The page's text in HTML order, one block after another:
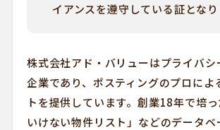
イアンスを遵守している証となり
株式会社アド・バリューはプライバシ
企業であり、ポスティングのプロによ
トを提供しています。創業18年で培
いけない物件リスト」などのデータベ